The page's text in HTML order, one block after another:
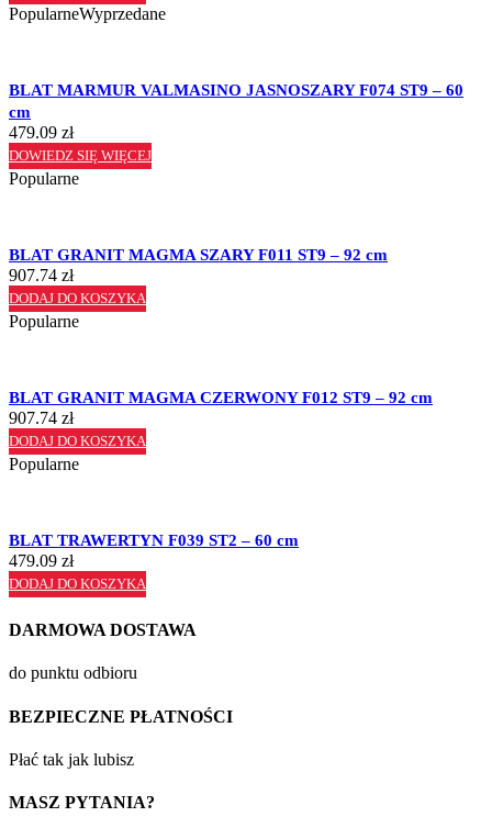
PopularneWyprzedane
BLAT MARMUR VALMASINO JASNOSZARY F074 ST9 – 60
cm
479.09 zł
DOWIEDZ SIĘ WIĘCEJ
Popularne
BLAT GRANIT MAGMA SZARY F011 ST9 – 92 cm
907.74 zł
DODAJ DO KOSZYKA
Popularne
BLAT GRANIT MAGMA CZERWONY F012 ST9 – 92 cm
907.74 zł
DODAJ DO KOSZYKA
Popularne
BLAT TRAWERTYN F039 ST2 – 60 cm
479.09 zł
DODAJ DO KOSZYKA
DARMOWA DOSTAWA
do punktu odbioru
BEZPIECZNE PŁATNOŚCI
Płać tak jak lubisz
MASZ PYTANIA?